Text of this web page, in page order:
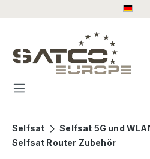
Zum Hauptinhalt springen
Selfsat
Selfsat 5G und
Selfsat Router Zubehör